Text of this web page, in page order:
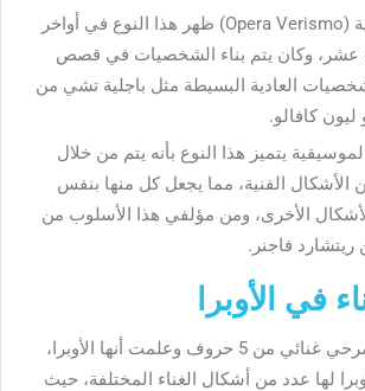
الأوبرا الواقعية (Opera Verismo) ظهر هذا النوع في أواخر
عشر، وكان يتم بناء الشخصيات في قصص
العادية البسيطة مثل باجلية تشي من
كافالو.
الموسيقية يتميز هذا النوع بأنه يتم من خلال
الأشكال الفنية، مما يجعل كل منها بنفس
الأخرى، ومن مؤلفي هذا الأسلوب من
ريتشارد فاجنر.
في الأوبرا
عند حل لغز فن مسرحي غنائي من 5 حروف وعلمت أنها الأوبرا،
لها عدد من أشكال الغناء المختلفة، حيث